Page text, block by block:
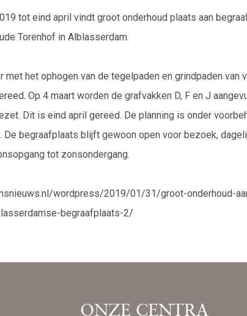
tot eind april vindt groot onderhoud plaats aan
Torenhof in Alblasserdam.
het ophogen van de tegelpaden en grindpaden van
Op 4 maart worden de grafvakken D, F en J
Dit is eind april gereed. De planning is onder
begraafplaats blijft gewoon open voor bezoek,
tot zonsondergang.
wordpress/2019/01/31/groot-onderhoud-
begraafplaats-2/
ONZE CENTRA